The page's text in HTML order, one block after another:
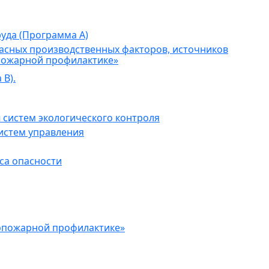
профилактике»
экологического контроля
управления
опасности
(Программа А)
производственных факторов, источников
В).
профилактике»